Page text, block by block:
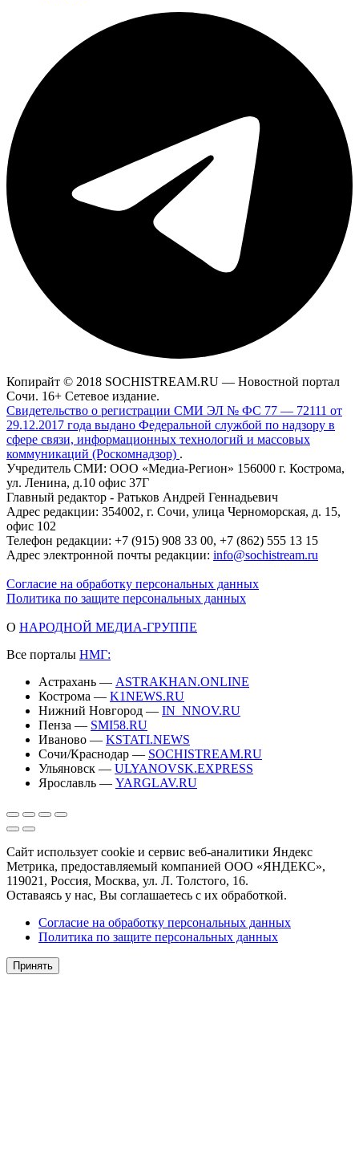
Копирайт © 2018 SOCHISTREAM.RU — Новостной портал
Сочи. 16+ Сетевое издание.
Свидетельство о регистрации СМИ ЭЛ № ФС 77 — 72111 от
29.12.2017 года выдано Федеральной службой по надзору в
сфере связи, информационных технологий и массовых
коммуникаций (Роскомнадзор) .
Учредитель СМИ: ООО «Медиа-Регион» 156000 г. Кострома,
ул. Ленина, д.10 офис 37Г
Главный редактор - Ратьков Андрей Геннадьевич
Адрес редакции: 354002, г. Сочи, улица Черноморская, д. 15,
офис 102
Телефон редакции: +7 (915) 908 33 00, +7 (862) 555 13 15
Адрес электронной почты редакции: info@sochistream.ru
Согласие на обработку персональных данных
Политика по защите персональных данных
О НАРОДНОЙ МЕДИА-ГРУППЕ
Все порталы НМГ:
Астрахань — ASTRAKHAN.ONLINE
Кострома — K1NEWS.RU
Нижний Новгород — IN_NNOV.RU
Пенза — SMI58.RU
Иваново — KSTATI.NEWS
Сочи/Краснодар — SOCHISTREAM.RU
Ульяновск — ULYANOVSK.EXPRESS
Ярославль — YARGLAV.RU
Сайт использует cookie и сервис веб-аналитики Яндекс
Метрика, предоставляемый компанией ООО «ЯНДЕКС»,
119021, Россия, Москва, ул. Л. Толстого, 16.
Оставаясь у нас, Вы соглашаетесь с их обработкой.
Согласие на обработку персональных данных
Политика по защите персональных данных
Принять